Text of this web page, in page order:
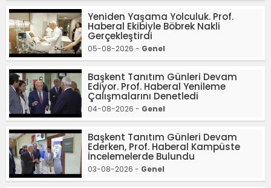
Yeniden Yaşama Yolculuk. Prof.
Haberal Ekibiyle Böbrek Nakli
Gerçekleştirdi
05-08-2026 - Genel
Başkent Tanıtım Günleri Devam
Ediyor. Prof. Haberal Yenileme
Çalışmalarını Denetledi
04-08-2026 - Genel
Başkent Tanıtım Günleri Devam
Ederken, Prof. Haberal Kampüste
İncelemelerde Bulundu
03-08-2026 - Genel